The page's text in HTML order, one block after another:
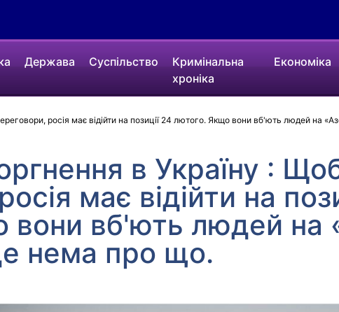
Держава Суспільство
Кримінальна
хроніка
Економіка
росія має відійти на позиції 24 лютого. Якщо вони вб'ють людей на
в Україну :
має відійти на
вб'ють людей на
нема про що.